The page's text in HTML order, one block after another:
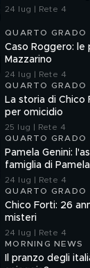
24 lug | Rete 4
QUARTO GRADO
Caso Roggero: le
Mazzarino
24 lug | Rete 4
QUARTO GRADO
La storia di
per omicidio
25 lug | Rete 4
QUARTO GRADO
Pamela Genini:
famiglia di Pamela
24 lug | Rete 4
QUARTO GRADO
Chico Forti: 26
misteri
24 lug | Rete 4
MORNING NEWS
Il pranzo degli